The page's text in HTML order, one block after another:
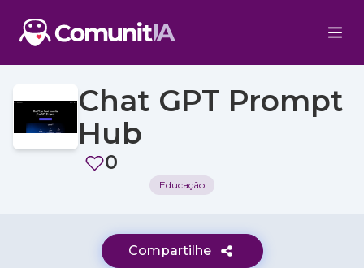
Chat GPT Prompt
Hub
0
Educação
Compartilhe